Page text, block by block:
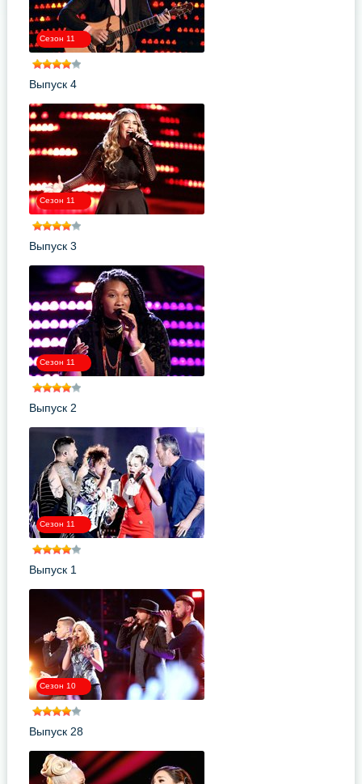
Сезон 11
Выпуск 4
Сезон 11
Выпуск 3
Сезон 11
Выпуск 2
Сезон 11
Выпуск 1
Сезон 10
Выпуск 28